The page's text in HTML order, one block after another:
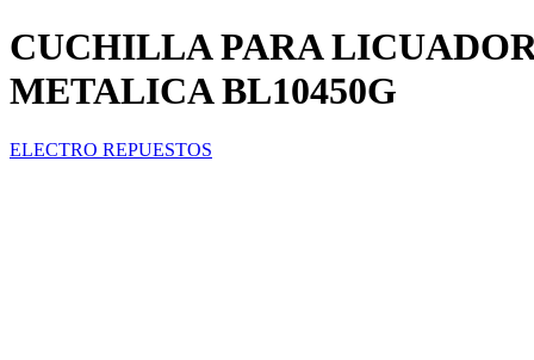
CUCHILLA PARA
METALICA BL10450G
ELECTRO REPUESTOS